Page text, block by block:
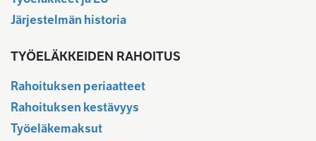
Järjestelmän historia
TYÖELÄKKEIDEN RAHOITUS
Rahoituksen periaatteet
Rahoituksen kestävyys
Työeläkemaksut